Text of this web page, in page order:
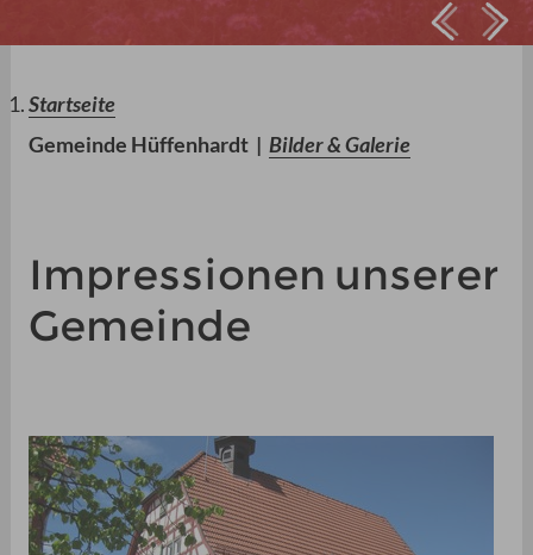
Prev
Startseite
Gemeinde Hüffenhardt| Bilder & Galerie
Impressionen unserer
Gemeinde